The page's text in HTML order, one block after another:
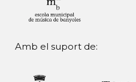
Amb el suport de: